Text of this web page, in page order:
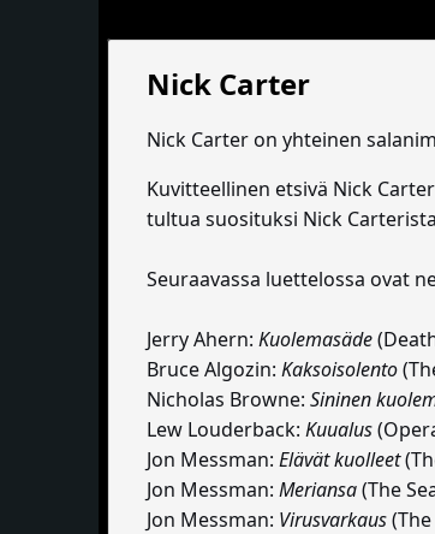
Nick Carter
Nick Carter on yhteinen
Kuvitteellinen etsivä Nick
tultua suosituksi Nick
Seuraavassa luettelossa ovat
Jerry Ahern: Kuolemasäde
Bruce Algozin: Kaksoisolento
Nicholas Browne: Sininen
Lew Louderback: Kuualus
Jon Messman: Elävät kuolleet
Jon Messman: Meriansa(The
Jon Messman: Virusvarkaus